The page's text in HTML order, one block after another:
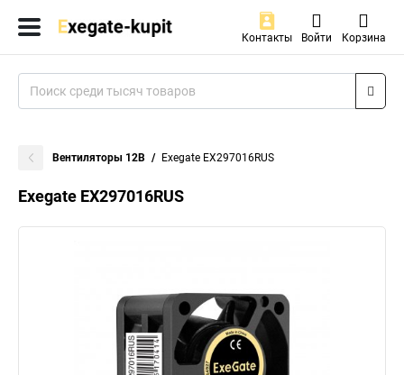
Контакты Войти Корзина
Вентиляторы 12В Exegate EX297016RUS
Exegate EX297016RUS